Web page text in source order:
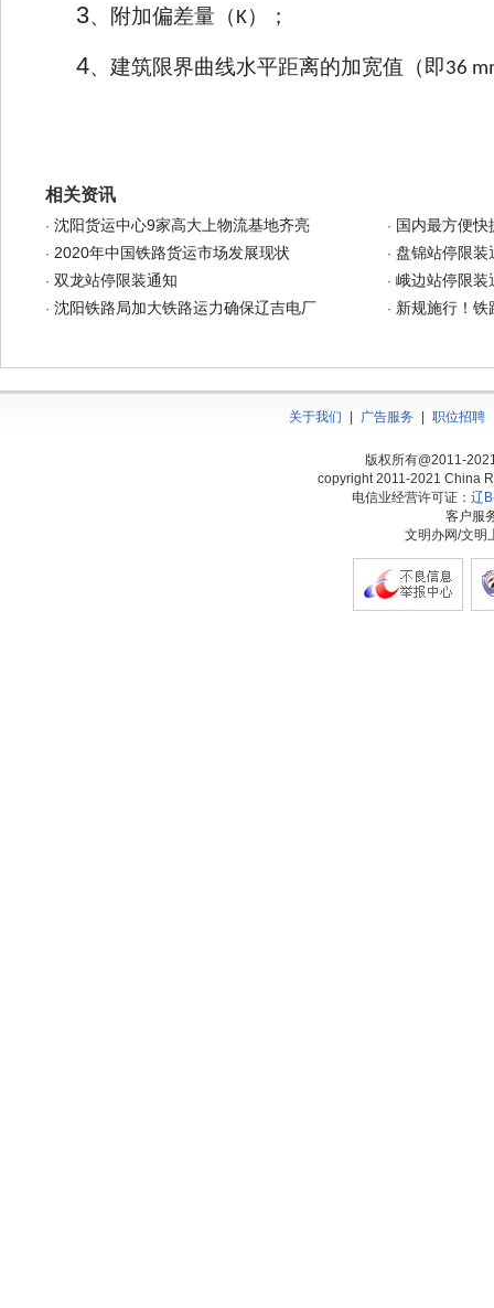
3、附加偏差量（ K）；
4、建筑限界曲线水平距离的加宽值（即36
相关资讯
· 沈阳货运中心9家高大上物流基地齐亮 · 国内最方便
· 2020年中国铁路货运市场发展现状 · 盘锦站停限装
· 双龙站停限装通知 · 峨边站停限装
· 沈阳铁路局加大铁路运力确保辽吉电厂 · 新规施行！铁
关于我们 广告服务 职位招聘
版权所有@2011-
copyright 2011-2021 China
电信业经营许可证： 辽
客户服
文明办网/文明